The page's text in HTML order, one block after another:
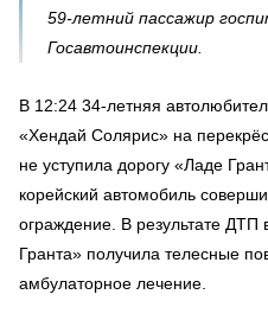
59-летний пассажир
Госавтоинспекции.
В 12:24 34-летняя
«Хендай Солярис» на
не уступила дорогу «Ладе
корейский автомобиль
ограждение. В результате ДТП
Гранта» получила телесные
амбулаторное лечение.